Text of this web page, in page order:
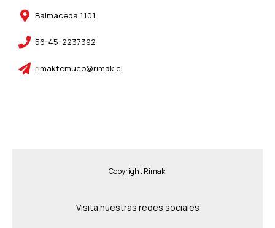
Balmaceda 1101
56-45-2237392
rimaktemuco@rimak.cl
Copyright Rimak.
Visita nuestras redes sociales